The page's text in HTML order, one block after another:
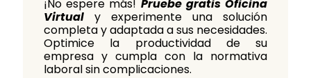
¡No espere más! Pruebe gratis Oficina
Virtual y experimente una solución
completa y adaptada a sus necesidades.
Optimice la productividad de su
empresa y cumpla con la normativa
laboral sin complicaciones.